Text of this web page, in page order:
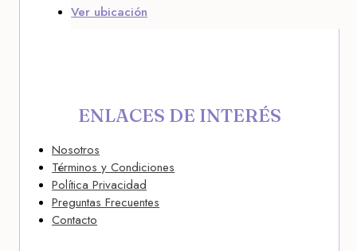
Ver ubicación
ENLACES DE INTERÉS
Nosotros
Términos y Condiciones
Política Privacidad
Preguntas Frecuentes
Contacto